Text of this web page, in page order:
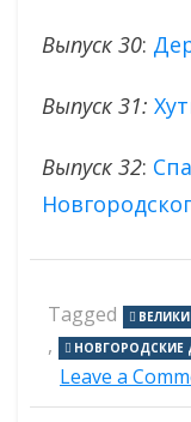
Выпуск 30:
Выпуск 31:
Выпуск 32:
Tagged
, НОВГОРОДСКИЕ
Leave a